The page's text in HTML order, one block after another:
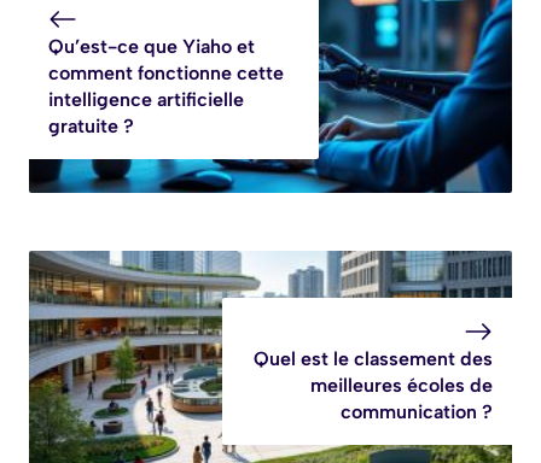
Qu’est-ce que Yiaho et
comment fonctionne cette
intelligence artificielle
gratuite ?
Quel est le classement des
meilleures écoles de
communication ?